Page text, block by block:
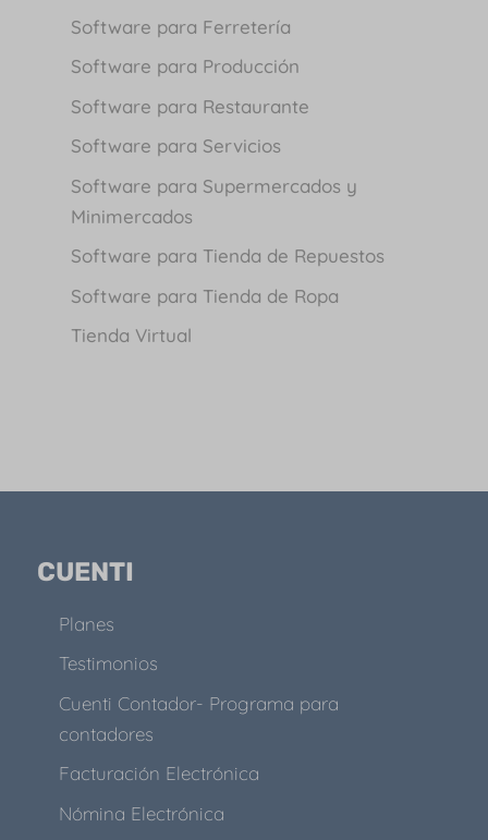
Software para Ferretería
Software para Producción
Software para Restaurante
Software para Servicios
Software para Supermercados y
Minimercados
Software para Tienda de Repuestos
Software para Tienda de Ropa
Tienda Virtual
CUENTI
Planes
Testimonios
Cuenti Contador- Programa para
contadores
Facturación Electrónica
Nómina Electrónica